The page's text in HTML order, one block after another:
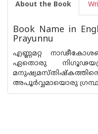
About the Book
Book Name in
Prayunnu
എണ്ണമറ്റ
ഏതൊരു
അപൂര്‍വ്വമായൊരു